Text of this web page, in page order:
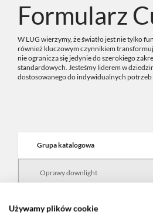
Formularz
W LUG wierzymy, że światło jest nie tylko
również kluczowym czynnikiem
nie ogranicza się jedynie do szerokiego
standardowych. Jesteśmy liderem w
dostosowanego do indywidualnych potrzeb
Grupa katalogowa
Używamy plików cookie